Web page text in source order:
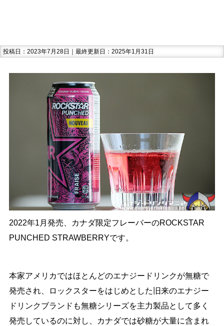
投稿日：2023年7月28日｜最終更新日：2025年1月31日
2022年1月発売、カナダ限定フレーバーのROCKSTAR
PUNCHED STRAWBERRYです。
本家アメリカではほとんどのエナジードリンクが無糖で
発売され、ロックスターをはじめとした旧来のエナジー
ドリンクブランドも無糖シリーズを主力製品として多く
発売しているのに対し、カナダでは砂糖が大量に含まれ